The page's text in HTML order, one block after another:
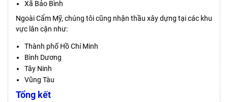
Xã Bảo Bình
Ngoài Cẩm Mỹ, chúng tôi cũng nhận thầu xây dựng tại các khu
vực lân cận như:
Thành phố Hồ Chí Minh
Bình Dương
Tây Ninh
Vũng Tàu
Tổng kết